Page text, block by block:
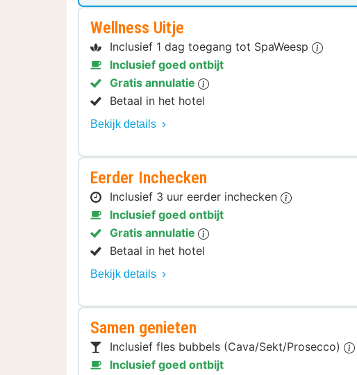
Wellness Uitje
Inclusief 1 dag toegang tot SpaWeesp
Inclusief goed ontbijt
Gratis annulatie
Betaal in het hotel
Bekijk details
Eerder Inchecken
Inclusief 3 uur eerder inchecken
Inclusief goed ontbijt
Gratis annulatie
Betaal in het hotel
Bekijk details
Samen genieten
Inclusief fles bubbels (Cava/Sekt/Prosecco)
Inclusief goed ontbijt